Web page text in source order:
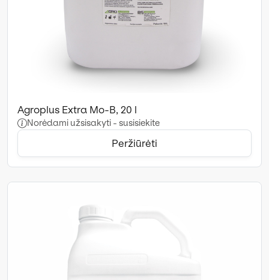
Agroplus Extra Mo-B, 20 l
Norėdami užsisakyti - susisiekite
Peržiūrėti